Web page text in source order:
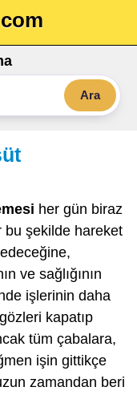
Ara
her gün biraz
bu şekilde hareket
ve sağlığının
işlerinin daha
kapatıp
tüm çabalara,
işin gittikçe
zamandan beri